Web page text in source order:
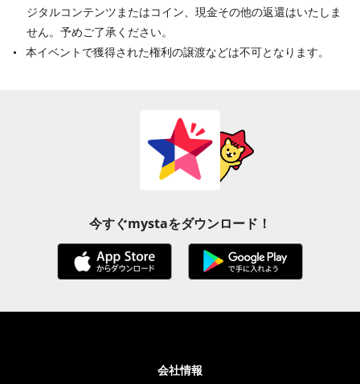
ジタルコンテンツまたはコイン、現金その他の返還はいたしま
せん。予めご了承ください。
本イベントで獲得された権利の譲渡などは不可となります。
今すぐmystaをダウンロード！
会社情報